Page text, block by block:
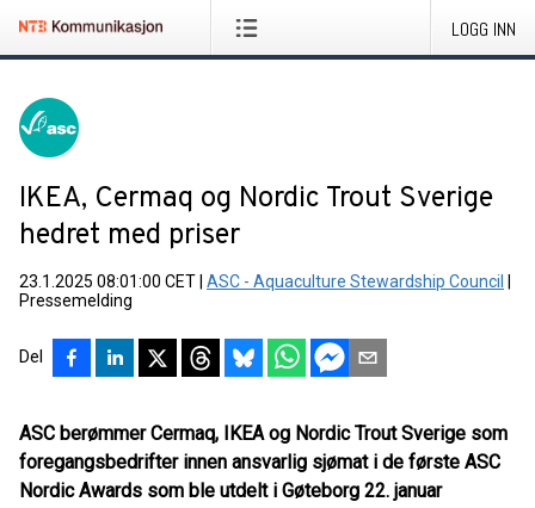
LOGG INN
IKEA, Cermaq og Nordic Trout Sverige
hedret med priser
23.1.2025 08:01:00 CET ASC - Aquaculture Stewardship Council
Pressemelding
Del
ASC berømmer Cermaq, IKEA og Nordic Trout Sverige som
foregangsbedrifter innen ansvarlig sjømat i de første ASC
Nordic Awards som ble utdelt i Gøteborg 22. januar